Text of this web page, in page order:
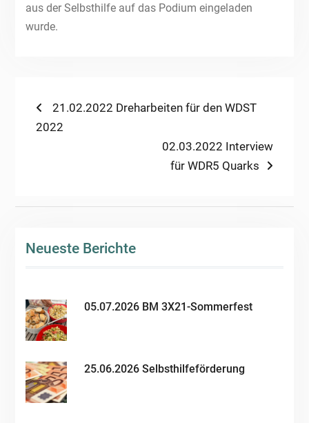
aus der Selbsthilfe auf das Podium eingeladen
wurde.
Beitragsnavigation
Previous
post:
21.02.2022 Dreharbeiten für den WDST
2022
Next
post:
02.03.2022 Interview
für WDR5 Quarks
Neueste Berichte
05.07.2026 BM 3X21-Sommerfest
25.06.2026 Selbsthilfeförderung